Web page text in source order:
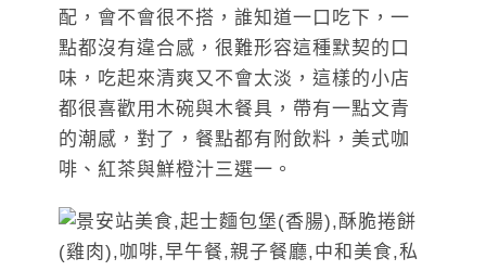
配，會不會很不搭，誰知道一口吃下，一
點都沒有違合感，很難形容這種默契的口
味，吃起來清爽又不會太淡，這樣的小店
都很喜歡用木碗與木餐具，帶有一點文青
的潮感，對了，餐點都有附飲料，美式咖
啡、紅茶與鮮橙汁三選一。